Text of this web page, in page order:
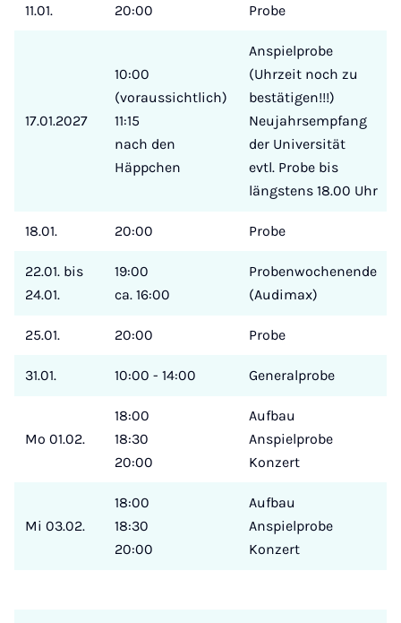
11.01. 20:00 Probe
17.01.2027
10:00
(voraussichtlich)
11:15
nach den
Häppchen
Anspielprobe
(Uhrzeit noch zu
bestätigen!!!)
Neujahrsempfang
der Universität
evtl. Probe bis
längstens 18.00 Uhr
18.01. 20:00 Probe
22.01. bis
24.01.
19:00
ca. 16:00
Probenwochenende
(Audimax)
25.01. 20:00 Probe
31.01. 10:00 - 14:00 Generalprobe
Mo 01.02.
18:00
18:30
20:00
Aufbau
Anspielprobe
Konzert
Mi 03.02.
18:00
18:30
20:00
Aufbau
Anspielprobe
Konzert